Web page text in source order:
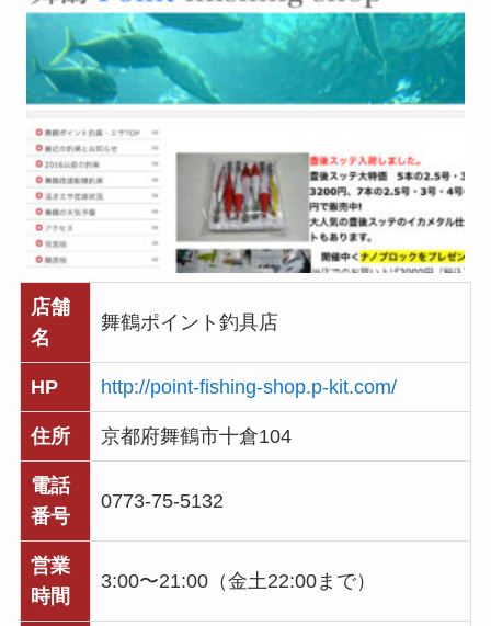
店舗
名
舞鶴ポイント釣具店
HP http://point-fishing-shop.p-kit.com/
住所 京都府舞鶴市十倉104
電話
番号
0773-75-5132
営業
時間
3:00〜21:00（金土22:00まで）